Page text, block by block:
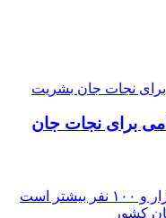
برای نجات جان